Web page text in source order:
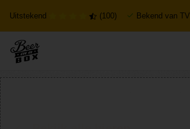
Uitstekend (100) Bekend van TV